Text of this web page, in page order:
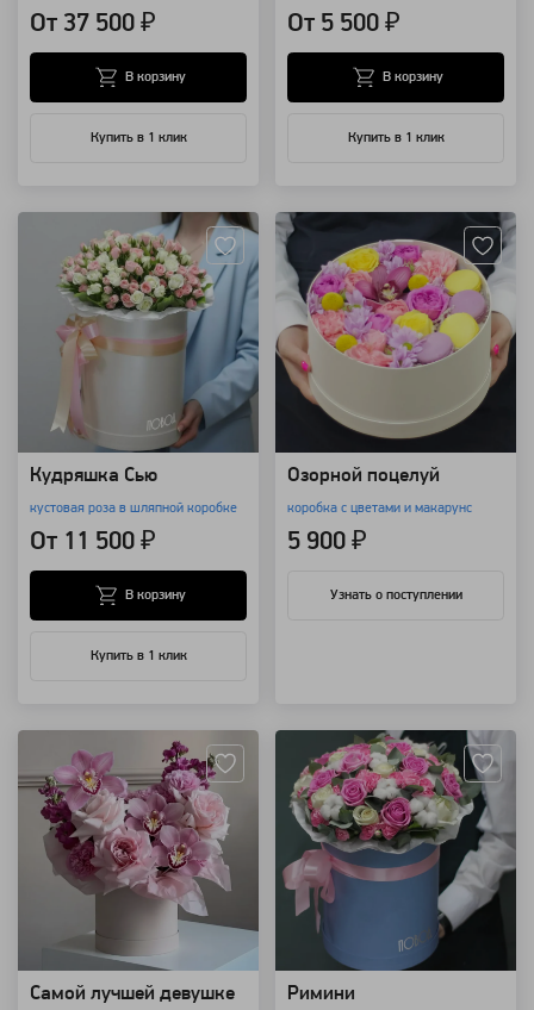
От 37 500 ₽
Купить в 1 клик
В корзину
От 5 500 ₽
Купить в 1 клик
В корзину
Кудряшка Сью
кустовая роза в шляпной коробке
От 11 500 ₽
Купить в 1 клик
В корзину
Озорной поцелуй
коробка с цветами и макарунс
5 900 ₽
Узнать о поступлении
Самой лучшей девушке Римини